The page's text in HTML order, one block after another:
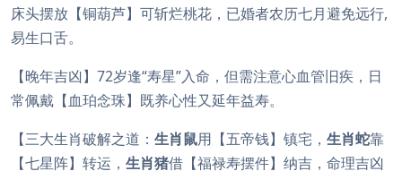
床头摆放【铜葫芦】可斩烂桃花，已婚者农历七月避免远行,
易生口舌。
【晚年吉凶】72岁逢“寿星”入命，但需注意心血管旧疾，日
常佩戴【血珀念珠】既养心性又延年益寿。
【三大生肖破解之道： 生肖鼠用【五帝钱】镇宅， 生肖蛇靠
【七星阵】转运， 生肖猪借【福禄寿摆件】纳吉，命理吉凶